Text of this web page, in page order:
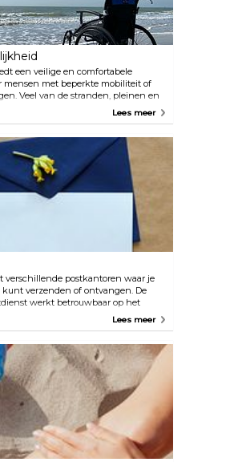
een veilige en comfortabele
mensen met beperkte mobiliteit of
Veel van de stranden, pleinen en
van Tenerife zijn uitgerust voor
om van het buitenleven te genieten.
beperkte mobiliteit. Het is de moeite
de Las Vistas te benadrukken, dat
een ondersteunend serviceteam,
levering van krukken en amfibische
zee te zwemmen, evenals
Lees meer
verschillende postkantoren waar je
verzenden of ontvangen. De
werkt betrouwbaar op het
gemak is er een postkantoor in de
Lees meer